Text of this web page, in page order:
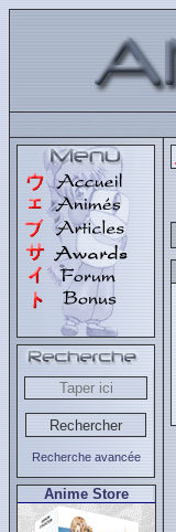
Recherche avancée
Anime Store